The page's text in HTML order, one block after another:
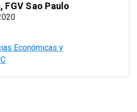
FGV Sao Paulo
Económicas y